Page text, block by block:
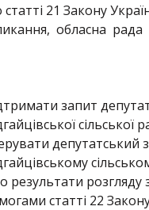
статті 21 Закону
обласна рада
запит
депутатський
результати розгляду
статті 22